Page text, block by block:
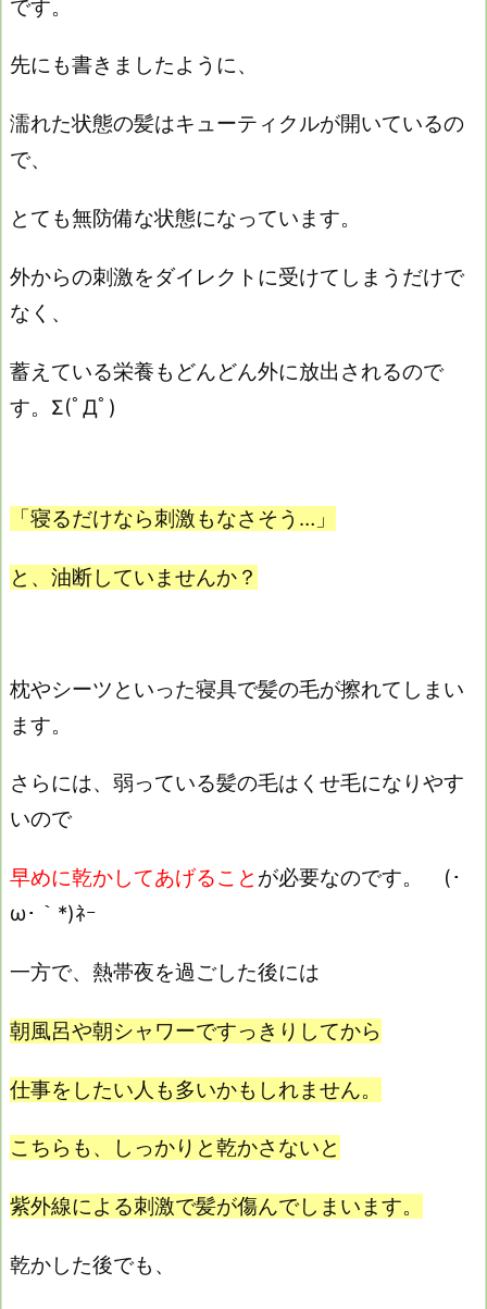
です。
先にも書きましたように、
濡れた状態の髪はキューティクルが開いているの
で、
とても無防備な状態になっています。
外からの刺激をダイレクトに受けてしまうだけで
なく、
蓄えている栄養もどんどん外に放出されるので
す。Σ(ﾟДﾟ)
「寝るだけなら刺激もなさそう…」
と、油断していませんか？
枕やシーツといった寝具で髪の毛が擦れてしまい
ます。
さらには、弱っている髪の毛はくせ毛になりやす
いので
早めに乾かしてあげること が必要なのです。 (･
ω･｀*)ﾈｰ
一方で、熱帯夜を過ごした後には
朝風呂や朝シャワーですっきりしてから
仕事をしたい人も多いかもしれません。
こちらも、しっかりと乾かさないと
紫外線による刺激で髪が傷んでしまいます。
乾かした後でも、